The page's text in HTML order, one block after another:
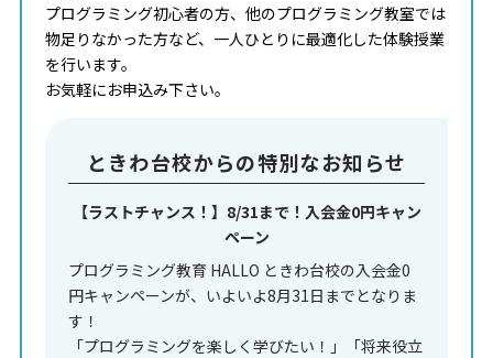
プログラミング初心者の方、他のプログラミング教室では
物足りなかった方など、一人ひとりに最適化した体験授業
を行います。
お気軽にお申込み下さい。
ときわ台校からの特別なお知らせ
【ラストチャンス！】8/31まで！入会金0円キャン
ペーン
プログラミング教育 HALLO ときわ台校の入会金0
円キャンペーンが、いよいよ8月31日までとなりま
す！
「プログラミングを楽しく学びたい！」「将来役立